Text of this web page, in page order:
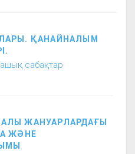
ҚАНАЙНАЛЫМ
сабақтар
ЖАНУАРЛАРДАҒЫ
ЖӘНЕ